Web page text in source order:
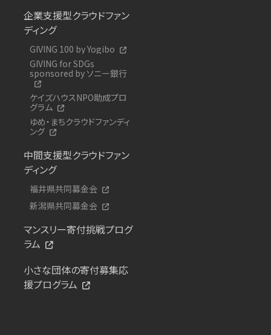
企業支援型クラウドファン
ディング
GIVING 100 by Yogibo
GIVING for SDGs
sponsored by ソニー銀行
ケイズハウスNPO助成プロ
グラム
ゆめ・まちクラウドファンディ
ング
中間支援型クラウドファン
ディング
福井県共同募金会
新潟県共同募金会
マンスリー寄付挑戦プログ
ラム
小さな団体の寄付募集応
援プログラム